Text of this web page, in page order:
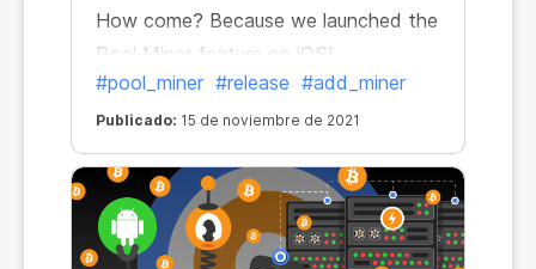
How come? Because we launched the
Pool Miner feature on iOS!
#pool_miner #release #add_miner
Publicado: 15 de noviembre de 2021